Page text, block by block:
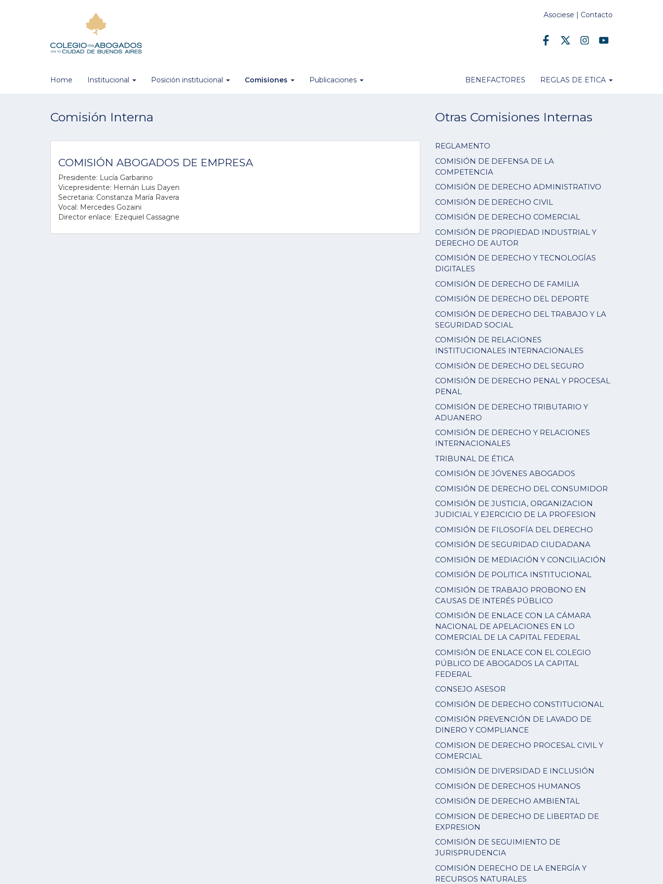
Asociese | Contacto
Home Institucional Posición institucional Comisiones Publicaciones BENEFACTORES REGLAS DE ETICA
Comisión Interna
COMISIÓN ABOGADOS DE EMPRESA
Presidente: Lucía Garbarino
Vicepresidente: Hernán Luis Dayen
Secretaria: Constanza María Ravera
Vocal: Mercedes Gozaini
Director enlace: Ezequiel Cassagne
Otras Comisiones Internas
REGLAMENTO
COMISIÓN DE DEFENSA DE LA
COMPETENCIA
COMISIÓN DE DERECHO ADMINISTRATIVO
COMISIÓN DE DERECHO CIVIL
COMISIÓN DE DERECHO COMERCIAL
COMISIÓN DE PROPIEDAD INDUSTRIAL Y
DERECHO DE AUTOR
COMISIÓN DE DERECHO Y TECNOLOGÍAS
DIGITALES
COMISIÓN DE DERECHO DE FAMILIA
COMISIÓN DE DERECHO DEL DEPORTE
COMISIÓN DE DERECHO DEL TRABAJO Y LA
SEGURIDAD SOCIAL
COMISIÓN DE RELACIONES
INSTITUCIONALES INTERNACIONALES
COMISIÓN DE DERECHO DEL SEGURO
COMISIÓN DE DERECHO PENAL Y PROCESAL
PENAL
COMISIÓN DE DERECHO TRIBUTARIO Y
ADUANERO
COMISIÓN DE DERECHO Y RELACIONES
INTERNACIONALES
TRIBUNAL DE ÉTICA
COMISIÓN DE JÓVENES ABOGADOS
COMISIÓN DE DERECHO DEL CONSUMIDOR
COMISIÓN DE JUSTICIA, ORGANIZACION
JUDICIAL Y EJERCICIO DE LA PROFESION
COMISIÓN DE FILOSOFÍA DEL DERECHO
COMISIÓN DE SEGURIDAD CIUDADANA
COMISIÓN DE MEDIACIÓN Y CONCILIACIÓN
COMISIÓN DE POLITICA INSTITUCIONAL
COMISIÓN DE TRABAJO PROBONO EN
CAUSAS DE INTERÉS PÚBLICO
COMISIÓN DE ENLACE CON LA CÁMARA
NACIONAL DE APELACIONES EN LO
COMERCIAL DE LA CAPITAL FEDERAL
COMISIÓN DE ENLACE CON EL COLEGIO
PÚBLICO DE ABOGADOS LA CAPITAL
FEDERAL
CONSEJO ASESOR
COMISIÓN DE DERECHO CONSTITUCIONAL
COMISIÓN PREVENCIÓN DE LAVADO DE
DINERO Y COMPLIANCE
COMISION DE DERECHO PROCESAL CIVIL Y
COMERCIAL
COMISIÓN DE DIVERSIDAD E INCLUSIÓN
COMISIÓN DE DERECHOS HUMANOS
COMISIÓN DE DERECHO AMBIENTAL
COMISION DE DERECHO DE LIBERTAD DE
EXPRESION
COMISIÓN DE SEGUIMIENTO DE
JURISPRUDENCIA
COMISIÓN DERECHO DE LA ENERGÍA Y
RECURSOS NATURALES